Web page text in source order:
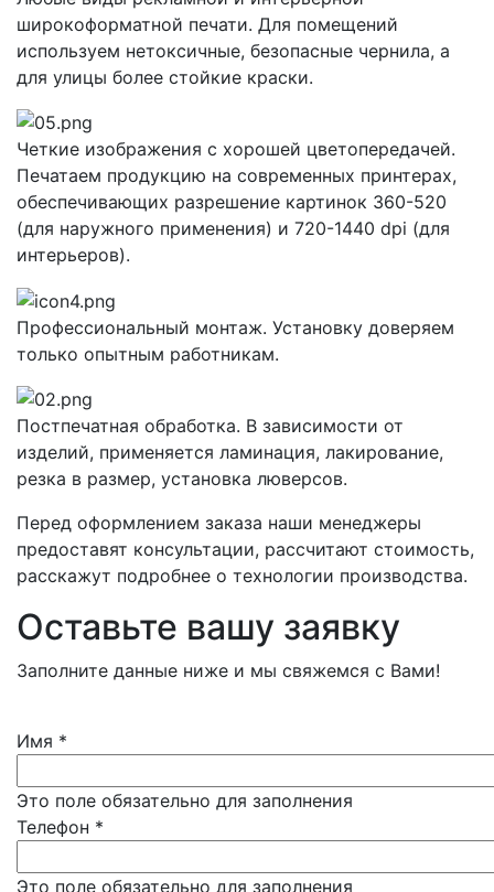
широкоформатной печати. Для помещений
используем нетоксичные, безопасные чернила, а
для улицы более стойкие краски.
Четкие изображения с хорошей цветопередачей.
Печатаем продукцию на современных принтерах,
обеспечивающих разрешение картинок 360-520
(для наружного применения) и 720-1440 dpi (для
интерьеров).
Профессиональный монтаж. Установку доверяем
только опытным работникам.
Постпечатная обработка. В зависимости от
изделий, применяется ламинация, лакирование,
резка в размер, установка люверсов.
Перед оформлением заказа наши менеджеры
предоставят консультации, рассчитают стоимость,
расскажут подробнее о технологии производства.
Оставьте вашу заявку
Заполните данные ниже и мы свяжемся с Вами!
Имя *
Это поле обязательно для заполнения
Телефон *
Это поле обязательно для заполнения